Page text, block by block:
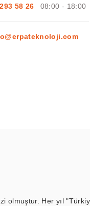
58 26 08:00 - 18:00
olmuştur. Her yıl